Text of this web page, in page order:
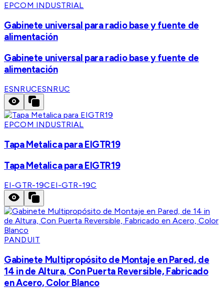
EPCOM INDUSTRIAL
Gabinete universal para radio base y fuente de
alimentación
Gabinete universal para radio base y fuente de
alimentación
ESNRUCESNRUC
EPCOM INDUSTRIAL
Tapa Metalica para EIGTR19
Tapa Metalica para EIGTR19
EI-GTR-19CEI-GTR-19C
PANDUIT
Gabinete Multipropósito de Montaje en Pared, de
14 in de Altura, Con Puerta Reversible, Fabricado
en Acero, Color Blanco